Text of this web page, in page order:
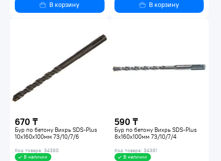
В корзину В корзину
670 ₸
Бур по бетону Вихрь SDS-Plus
10х160х100мм 73/10/7/6
Код товара: 34380
В наличии
590 ₸
Бур по бетону Вихрь SDS-Plus
8х160х100мм 73/10/7/4
Код товара: 34381
В наличии